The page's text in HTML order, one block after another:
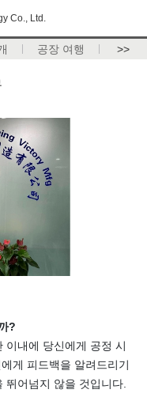
Co., Ltd.
공장 여행 >>
?
이내에 당신에게 공정 시
게 피드백을 알려드리기
어넘지 않을 것입니다.